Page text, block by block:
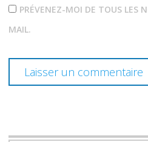
PRÉVENEZ-MOI DE TOUS LES
MAIL.